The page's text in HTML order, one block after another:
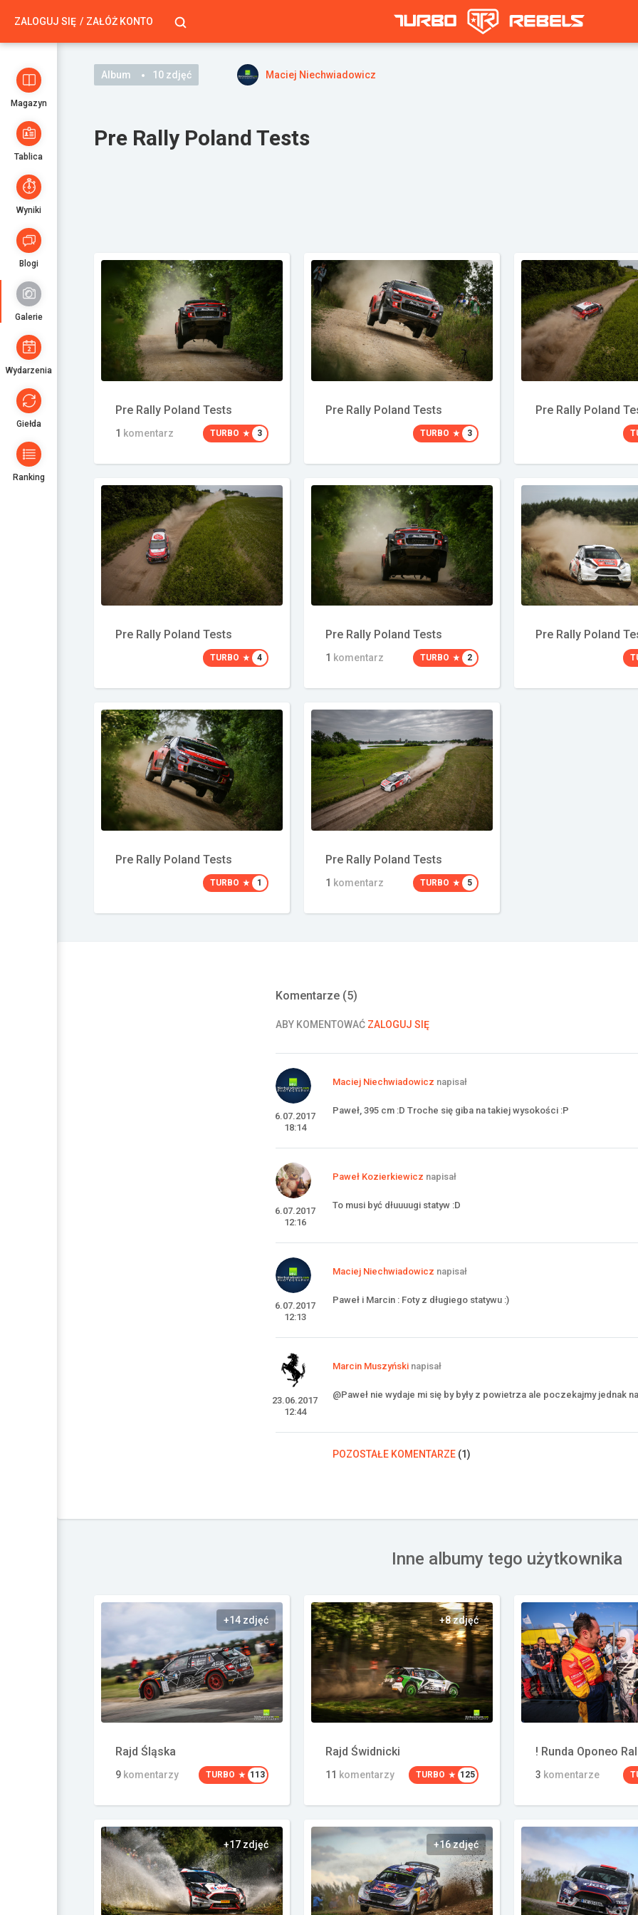
ZALOGUJ SIĘ ZAŁÓŻ KONTO
Magazyn
Tablica
Wyniki
Blogi
Galerie
Wydarzenia
Giełda
Ranking
Album 10 zdjęć Maciej Niechwiadowicz
Pre Rally Poland Tests
Pre Rally Poland
Pre Rally Poland
Pre Rally Poland Tests
TURBO 3
Pre Rally Poland Tests
1 komentarz TURBO 2
Pre Rally Poland Tests
1 komentarz TURBO 5
Pre Rally Poland Tests
1 komentarz TURBO 3
Pre Rally Poland Tests
TURBO 4
Pre Rally Poland Tests
TURBO 1
Komentarze (5)
ABY KOMENTOWAĆ ZALOGUJ SIĘ
6.07.2017
18:14
Maciej Niechwiadowicz napisał
Paweł, 395 cm :D Troche się giba na takiej wysokości :P
6.07.2017
12:16
Paweł Kozierkiewicz napisał
To musi być dłuuuugi statyw :D
6.07.2017
12:13
Maciej Niechwiadowicz napisał
Paweł i Marcin : Foty z długiego statywu :)
23.06.2017
12:44
Marcin Muszyński napisał
@Paweł nie wydaje mi się by były z powietrza ale poczekajmy jednak
POZOSTAŁE KOMENTARZE (1)
Inne albumy tego użytkownika
+14 zdjęć
Rajd Śląska
9 komentarzy TURBO 113
+8 zdjęć
Rajd Świdnicki
11 komentarzy TURBO 125
! Runda Oponeo
3 komentarze
+17 zdjęć +16 zdjęć